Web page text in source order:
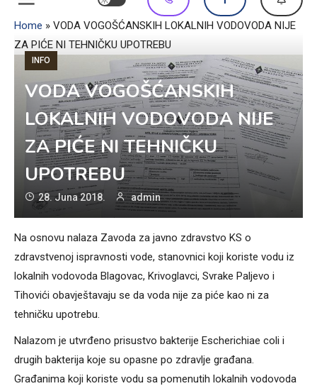
Home » VODA VOGOŠĆANSKIH LOKALNIH VODOVODA NIJE
ZA PIĆE NI TEHNIČKU UPOTREBU
INFO
VODA VOGOŠĆANSKIH
LOKALNIH VODOVODA NIJE
ZA PIĆE NI TEHNIČKU
UPOTREBU
28. Juna 2018. admin
Na osnovu nalaza Zavoda za javno zdravstvo KS o
zdravstvenoj ispravnosti vode, stanovnici koji koriste vodu iz
lokalnih vodovoda Blagovac, Krivoglavci, Svrake Paljevo i
Tihovići obavještavaju se da voda nije za piće kao ni za
tehničku upotrebu.
Nalazom je utvrđeno prisustvo bakterije Escherichiae coli i
drugih bakterija koje su opasne po zdravlje građana.
Građanima koji koriste vodu sa pomenutih lokalnih vodovoda